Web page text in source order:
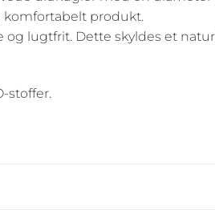
komfortabelt produkt.
lugtfrit. Dette skyldes et
stoffer.